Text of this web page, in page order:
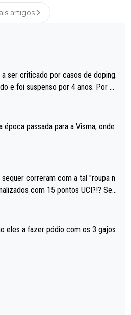
artigos
ser criticado por casos de doping.
e foi suspenso por 4 anos. Por q
época passada para a Visma, onde
correram com a tal "roupa n
com 15 pontos UCI?!? Se
retirando-lhes pontos??? Isto
os atletas conquistam na estrada!
eles a fazer pódio com os 3 gajos